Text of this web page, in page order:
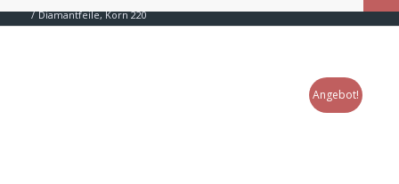
/ Diamantfeile, Korn 220
Angebot!